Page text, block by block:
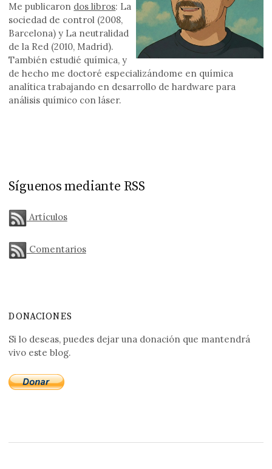
Me publicaron dos libros: La
sociedad de control (2008,
Barcelona) y La neutralidad
de la Red (2010, Madrid).
También estudié química, y
de hecho me doctoré especializándome en química
analítica trabajando en desarrollo de hardware para
análisis químico con láser.
Síguenos mediante RSS
Artículos
Comentarios
DONACIONES
Si lo deseas, puedes dejar una donación que mantendrá
vivo este blog.